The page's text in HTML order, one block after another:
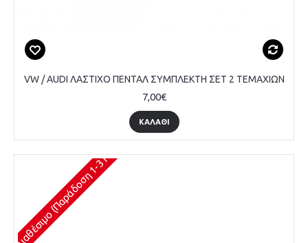
VW / AUDI ΛΑΣΤΙΧΟ ΠΕΝΤΑΛ ΣΥΜΠΛΕΚΤΗ ΣΕΤ 2 TEMΑΧΙΩΝ
7,00€
ΚΑΛΆΘΙ
Διαθέσιμο (Παράδοση 1-3 Ημέρες)